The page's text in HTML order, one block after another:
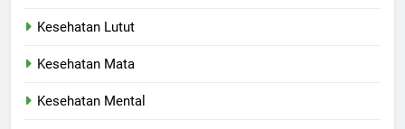
Kesehatan Lutut
Kesehatan Mata
Kesehatan Mental